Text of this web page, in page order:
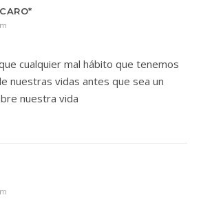
cualquier mal hábito que tenemos
nuestras vidas antes que sea un
nuestra vida